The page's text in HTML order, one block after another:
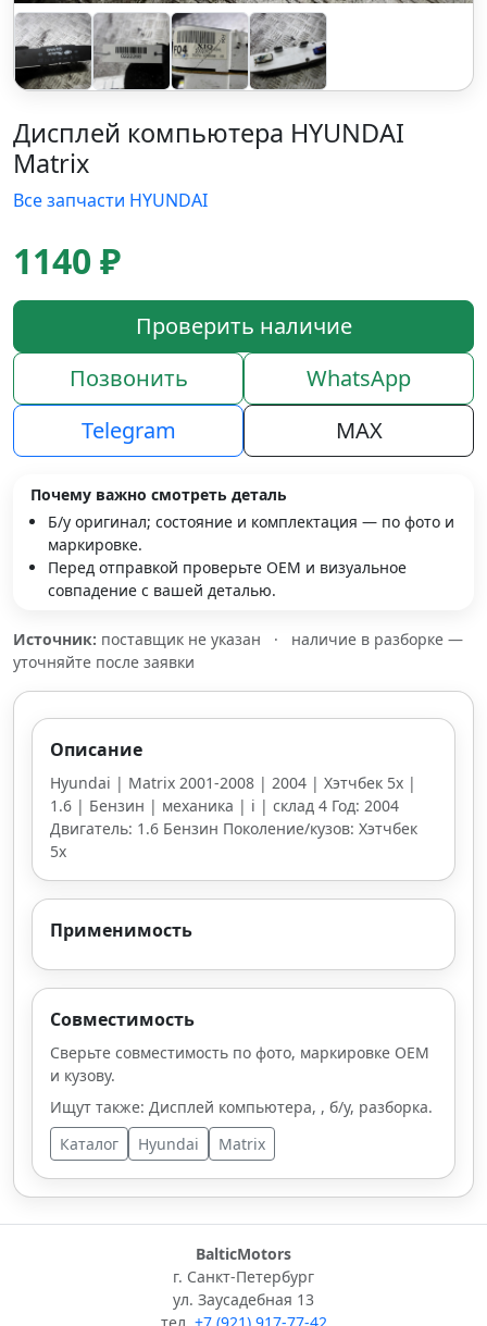
Дисплей компьютера HYUNDAI
Matrix
Все запчасти HYUNDAI
1140 ₽
Проверить наличие
Позвонить
WhatsApp
Telegram
MAX
Почему важно смотреть деталь
Б/у оригинал; состояние и комплектация — по фото и
маркировке.
Перед отправкой проверьте OEM и визуальное
совпадение с вашей деталью.
Источник: поставщик не указан ·
наличие в разборке —
уточняйте после заявки
Описание
Hyundai | Matrix 2001-2008 | 2004 | Хэтчбек 5х |
1.6 | Бензин | механика | i | склад 4 Год: 2004
Двигатель: 1.6 Бензин Поколение/кузов: Хэтчбек
5х
Применимость
Совместимость
Сверьте совместимость по фото, маркировке OEM
и кузову.
Ищут также: Дисплей компьютера, , б/у, разборка.
Каталог
Hyundai Matrix
BalticMotors
г. Санкт-Петербург
ул. Заусадебная 13